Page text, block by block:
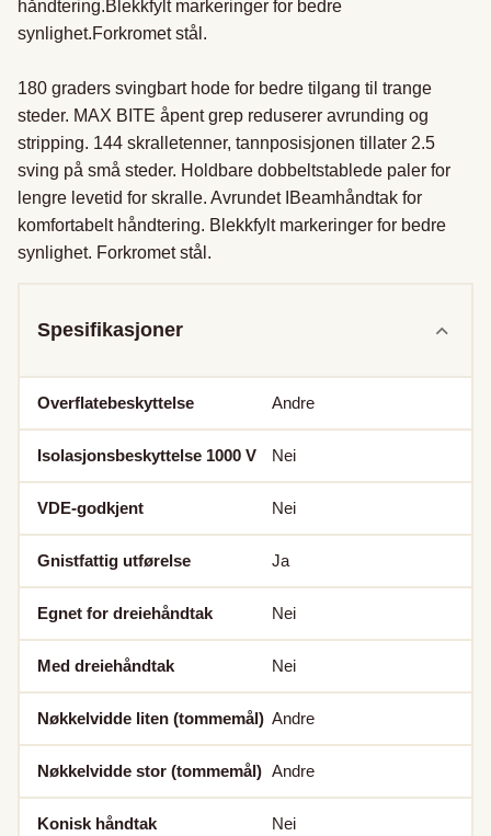
håndtering.Blekkfylt markeringer for bedre
synlighet.Forkromet stål.
180 graders svingbart hode for bedre tilgang til trange
steder. MAX BITE åpent grep reduserer avrunding og
stripping. 144 skralletenner, tannposisjonen tillater 2.5
sving på små steder. Holdbare dobbeltstablede paler for
lengre levetid for skralle. Avrundet IBeamhåndtak for
komfortabelt håndtering. Blekkfylt markeringer for bedre
synlighet. Forkromet stål.
Spesifikasjoner
Overflatebeskyttelse Andre
Isolasjonsbeskyttelse 1000 V Nei
VDE-godkjent Nei
Gnistfattig utførelse Ja
Egnet for dreiehåndtak Nei
Med dreiehåndtak Nei
Nøkkelvidde liten (tommemål) Andre
Nøkkelvidde stor (tommemål) Andre
Konisk håndtak Nei